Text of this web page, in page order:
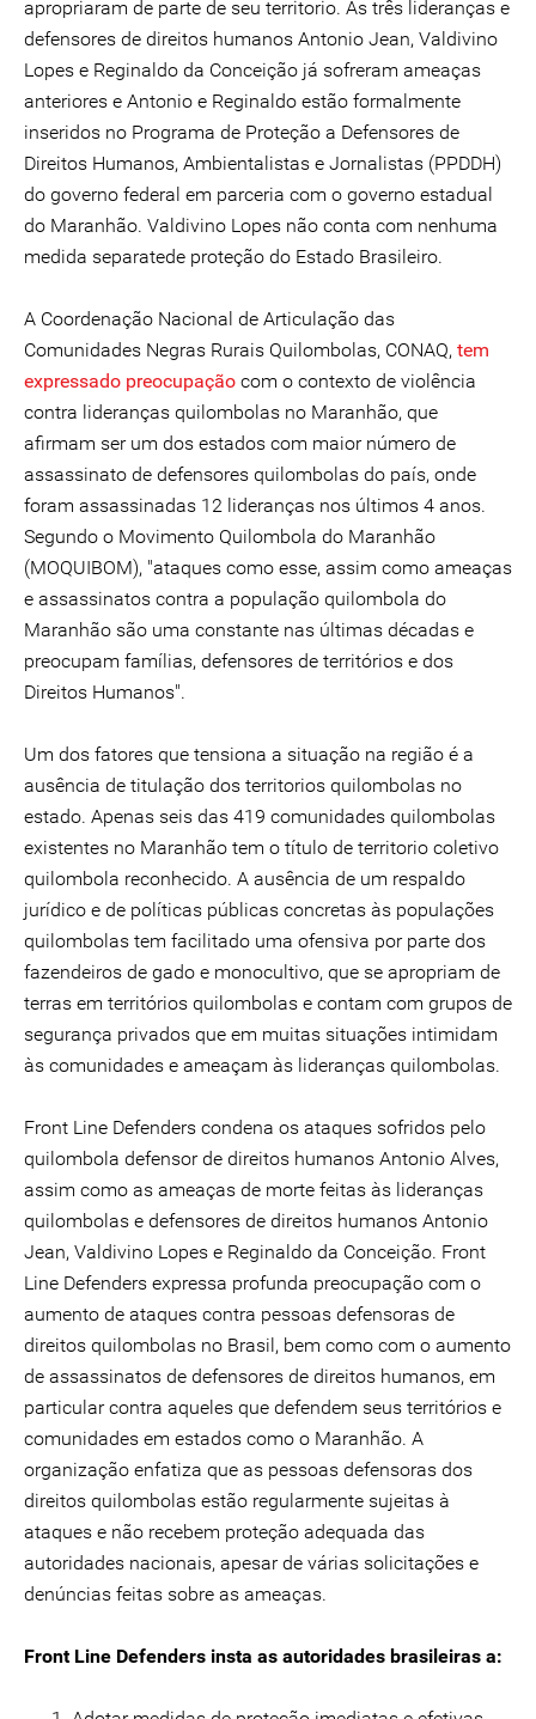
apropriaram de parte de seu territorio. As três lideranças e
defensores de direitos humanos Antonio Jean, Valdivino
Lopes e Reginaldo da Conceição já sofreram ameaças
anteriores e Antonio e Reginaldo estão formalmente
inseridos no Programa de Proteção a Defensores de
Direitos Humanos, Ambientalistas e Jornalistas (PPDDH)
do governo federal em parceria com o governo estadual
do Maranhão. Valdivino Lopes não conta com nenhuma
medida separatede proteção do Estado Brasileiro.
A Coordenação Nacional de Articulação das
Comunidades Negras Rurais Quilombolas, CONAQ, tem
expressado preocupação com o contexto de violência
contra lideranças quilombolas no Maranhão, que
afirmam ser um dos estados com maior número de
assassinato de defensores quilombolas do país, onde
foram assassinadas 12 lideranças nos últimos 4 anos.
Segundo o Movimento Quilombola do Maranhão
(MOQUIBOM), "ataques como esse, assim como ameaças
e assassinatos contra a população quilombola do
Maranhão são uma constante nas últimas décadas e
preocupam famílias, defensores de territórios e dos
Direitos Humanos".
Um dos fatores que tensiona a situação na região é a
ausência de titulação dos territorios quilombolas no
estado. Apenas seis das 419 comunidades quilombolas
existentes no Maranhão tem o título de territorio coletivo
quilombola reconhecido. A ausência de um respaldo
jurídico e de políticas públicas concretas às populações
quilombolas tem facilitado uma ofensiva por parte dos
fazendeiros de gado e monocultivo, que se apropriam de
terras em territórios quilombolas e contam com grupos de
segurança privados que em muitas situações intimidam
às comunidades e ameaçam às lideranças quilombolas.
Front Line Defenders condena os ataques sofridos pelo
quilombola defensor de direitos humanos Antonio Alves,
assim como as ameaças de morte feitas às lideranças
quilombolas e defensores de direitos humanos Antonio
Jean, Valdivino Lopes e Reginaldo da Conceição. Front
Line Defenders expressa profunda preocupação com o
aumento de ataques contra pessoas defensoras de
direitos quilombolas no Brasil, bem como com o aumento
de assassinatos de defensores de direitos humanos, em
particular contra aqueles que defendem seus territórios e
comunidades em estados como o Maranhão. A
organização enfatiza que as pessoas defensoras dos
direitos quilombolas estão regularmente sujeitas à
ataques e não recebem proteção adequada das
autoridades nacionais, apesar de várias solicitações e
denúncias feitas sobre as ameaças.
Front Line Defenders insta as autoridades brasileiras a: